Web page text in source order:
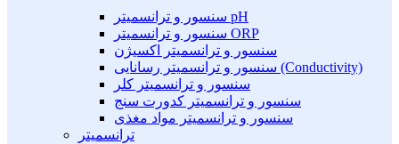
سنسور و ترانسمیتر pH
سنسور و ترانسمیتر ORP
سنسور و ترانسمیتر اکسیژن
سنسور و ترانسمیتر رسانایی (Conductivity)
سنسور و ترانسمیتر کلر
سنسور و ترانسمیتر کدورت سنج
سنسور و ترانسمیتر مواد مغذی
ترانسمیتر